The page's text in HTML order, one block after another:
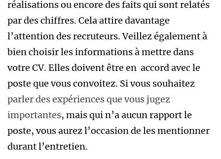
réalisations ou encore des faits qui sont relatés
par des chiffres. Cela attire davantage
l’attention des recruteurs. Veillez également à
bien choisir les informations à mettre dans
votre CV. Elles doivent être en accord avec le
poste que vous convoitez. Si vous souhaitez
parler des expériences que vous jugez
importantes, mais qui n’a aucun rapport le
poste, vous aurez l’occasion de les mentionner
durant l’entretien.